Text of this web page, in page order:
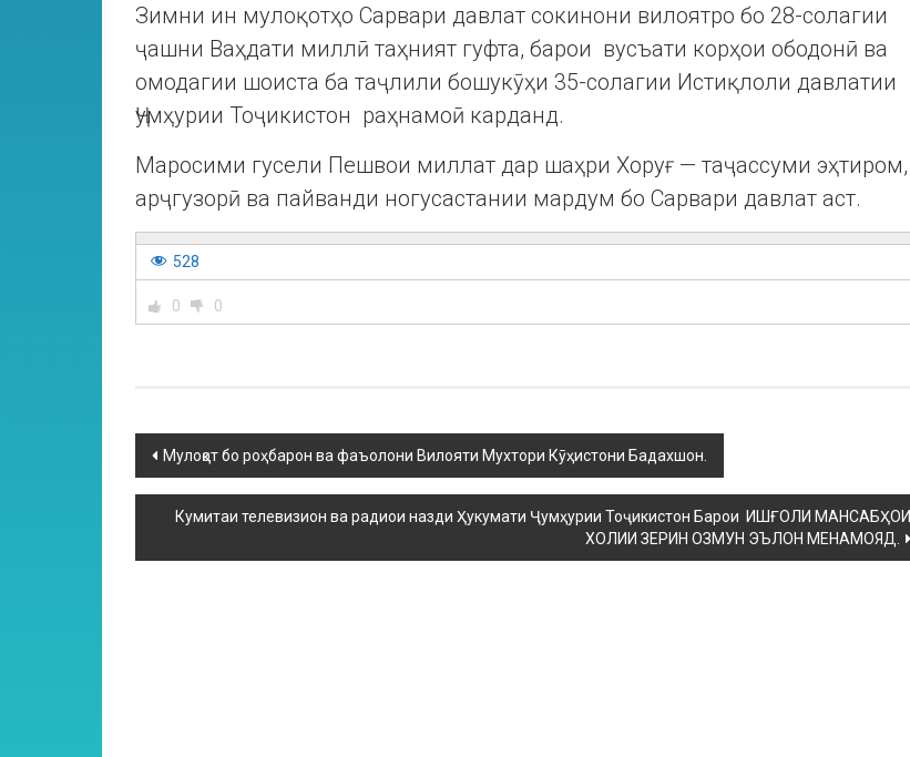
Зимни ин мулоқотҳо Сарвари давлат сокинони вилоятро бо 28-солагии
ҷашни Ваҳдати миллӣ таҳният гуфта, барои вусъати корҳои ободонӣ ва
омодагии шоиста ба таҷлили бошукӯҳи 35-солагии Истиқлоли давлатии
Ҷумҳурии Тоҷикистон раҳнамоӣ карданд.
Маросими гусели Пешвои миллат дар шаҳри Хоруғ — таҷассуми эҳтиром,
арҷгузорӣ ва пайванди ногусастании мардум бо Сарвари давлат аст.
528
0 0
Мулоқот бо роҳбарон ва фаъолони Вилояти Мухтори Кӯҳистони Бадахшон.
Кумитаи телевизион ва радиои назди Ҳукумати Ҷумҳурии Тоҷикистон Барои ИШҒОЛИ МАНСАБҲОИ
ХОЛИИ ЗЕРИН ОЗМУН ЭЪЛОН МЕНАМОЯД.